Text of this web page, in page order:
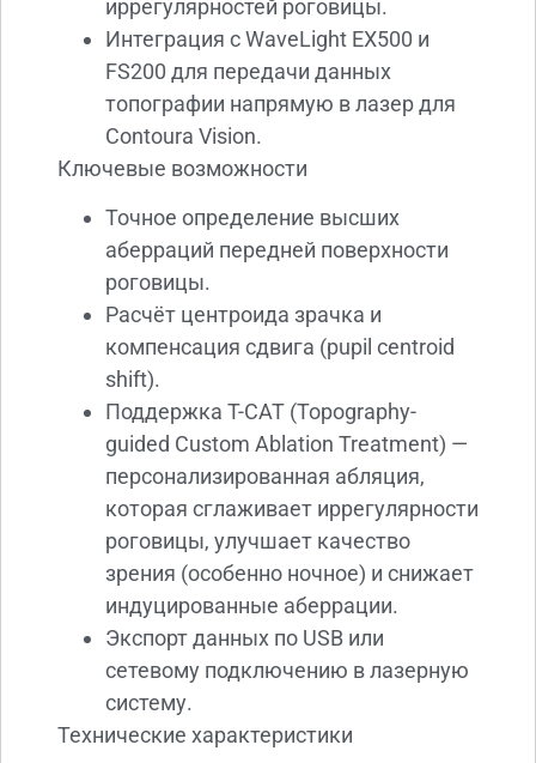
иррегулярностей роговицы.
Интеграция с WaveLight EX500 и
FS200 для передачи данных
топографии напрямую в лазер для
Contoura Vision.
Ключевые возможности
Точное определение высших
аберраций передней поверхности
роговицы.
Расчёт центроида зрачка и
компенсация сдвига (pupil centroid
shift).
Поддержка T-CAT (Topography-
guided Custom Ablation Treatment) —
персонализированная абляция,
которая сглаживает иррегулярности
роговицы, улучшает качество
зрения (особенно ночное) и снижает
индуцированные аберрации.
Экспорт данных по USB или
сетевому подключению в лазерную
систему.
Технические характеристики